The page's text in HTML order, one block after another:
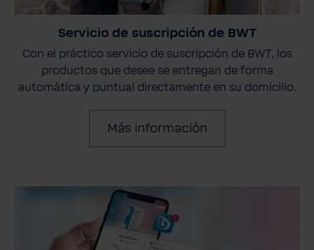
Servicio de suscripción de BWT
Con el práctico servicio de suscripción de BWT, los
productos que desee se entregan de forma
automática y puntual directamente en su domicilio.
Más información